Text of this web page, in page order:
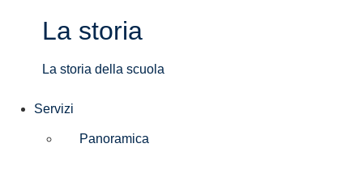
La storia
La storia della scuola
Servizi
Panoramica